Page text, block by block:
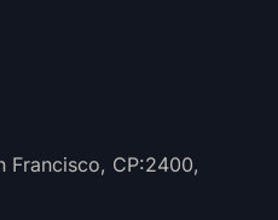
Francisco, CP:2400,